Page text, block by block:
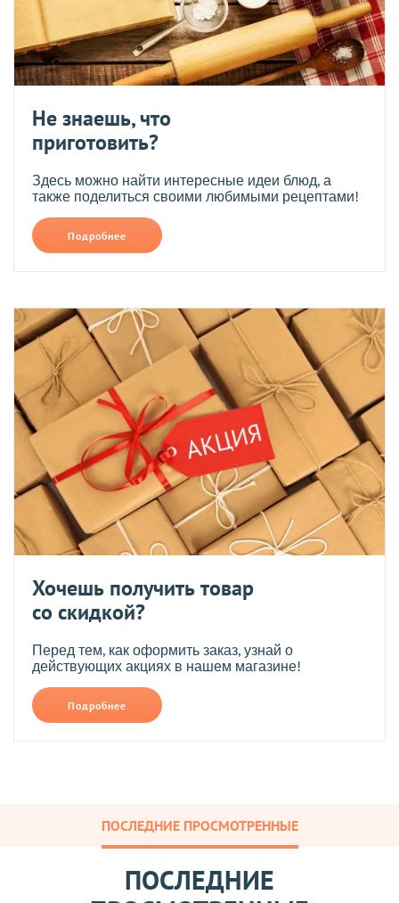
Не знаешь, что
приготовить?
Здесь можно найти интересные идеи блюд, а
также поделиться своими любимыми рецептами!
Подробнее
Хочешь получить товар
со скидкой?
Перед тем, как оформить заказ, узнай о
действующих акциях в нашем магазине!
Подробнее
ПОСЛЕДНИЕ ПРОСМОТРЕННЫЕ
ПОСЛЕДНИЕ